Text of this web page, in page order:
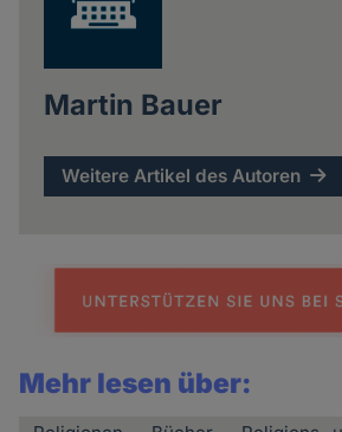
Martin Bauer
Weitere Artikel des Autoren
Mehr lesen über: